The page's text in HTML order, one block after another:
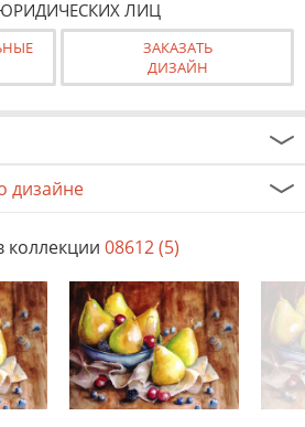
ЛИЦ
ЗАКАЗАТЬ
ДИЗАЙН
дизайне
коллекции 08612 (5)